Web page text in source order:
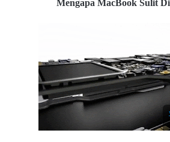
Mengapa MacBook Sulit